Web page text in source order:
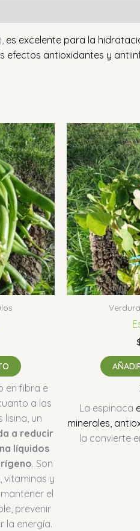
es excelente para la
antioxidantes y
en fibra e
a las
un
a reducir
líquidos
. Son
vitaminas y
el
prevenir
la energía.
La espinaca
minerales,
la convierte